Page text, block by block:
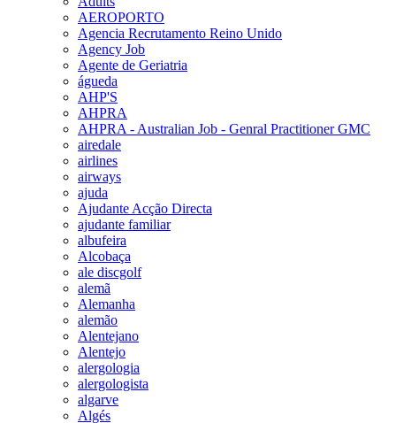
AEROPORTO
Agencia Recrutamento Reino Unido
Agency Job
Agente de Geriatria
águeda
AHP'S
AHPRA
AHPRA - Australian Job - Genral Practitioner GMC
airedale
airlines
airways
ajuda
Ajudante Acção Directa
ajudante familiar
albufeira
Alcobaça
ale discgolf
alemã
Alemanha
alemão
Alentejano
Alentejo
alergologia
alergologista
algarve
Algés